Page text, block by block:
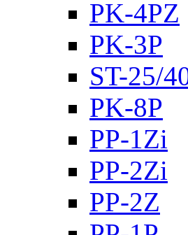
PK-4PZ
PK-3Р
ST-25/
PK-8P
PP-1Zi
PP-2Zi
PP-2Z